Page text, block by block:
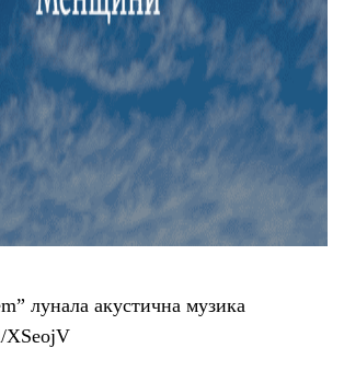
лунала акустична музика
XSeojV